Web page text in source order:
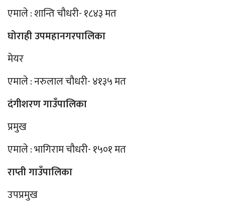
एमाले : शान्ति चौधरी- १८४३ मत
घोराही उपमहानगरपालिका
मेयर
एमाले : नरुलाल चौधरी- ४१३५ मत
दंगीशरण गाउँपालिका
प्रमुख
एमाले : भागिराम चौधरी- १५०१ मत
राप्ती गाउँपालिका
उपप्रमुख